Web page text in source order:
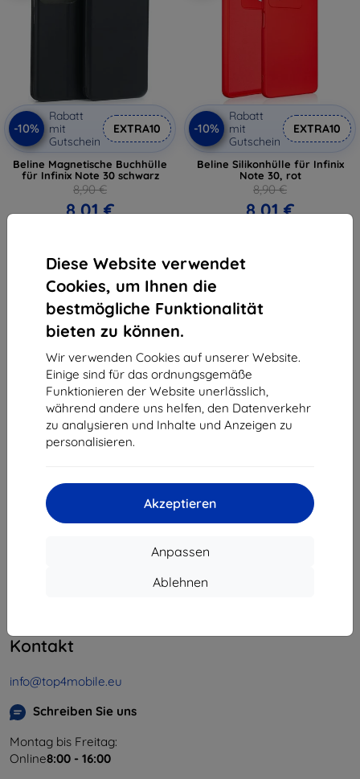
Diese Website verwendet
Cookies, um Ihnen die
bestmögliche Funktionalität
bieten zu können.
Wir verwenden Cookies auf unserer Website.
Einige sind für das ordnungsgemäße
Funktionieren der Website unerlässlich,
während andere uns helfen, den Datenverkehr
zu analysieren und Inhalte und Anzeigen zu
personalisieren.
Akzeptieren
Anpassen
Ablehnen
-10%
Rabatt
mit
Gutschein
EXTRA10
Beline Magnetische Buchhülle
für Infinix Note 30 schwarz
8,90 €
8,01 €
-10%
Rabatt
mit
Gutschein
EXTRA10
Beline Silikonhülle für Infinix
Note 30, rot
8,90 €
8,01 €
Shield-Sk s.r.o.
46701494
Kontakt
info@top4mobile.eu
Schreiben Sie uns
Montag bis Freitag:
Online8:00 - 16:00